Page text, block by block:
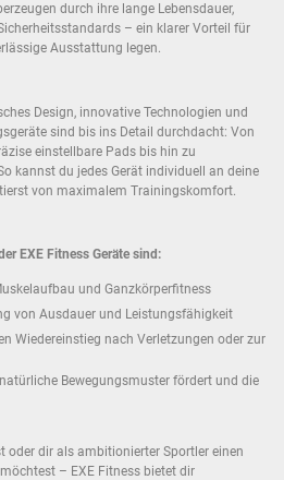
durch ihre lange Lebensdauer,
– ein klarer Vorteil für
Ausstattung legen.
Design, innovative Technologien und
sind bis ins Detail durchdacht: Von
einstellbare Pads bis hin zu
kannst du jedes Gerät individuell an deine
von maximalem Trainingskomfort.
EXE Fitness Geräte sind:
und Ganzkörperfitness
von Ausdauer und Leistungsfähigkeit
Wiedereinstieg nach Verletzungen oder zur
Bewegungsmuster fördert und die
oder dir als ambitionierter Sportler einen
– EXE Fitness bietet dir